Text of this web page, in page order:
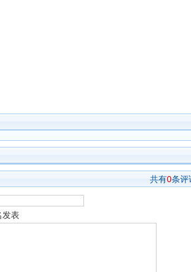
共有0条评
发表